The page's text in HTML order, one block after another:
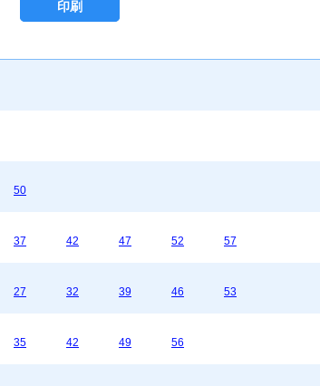
印刷
50
37 42 47 52 57
27 32 39 46 53
35 42 49 56